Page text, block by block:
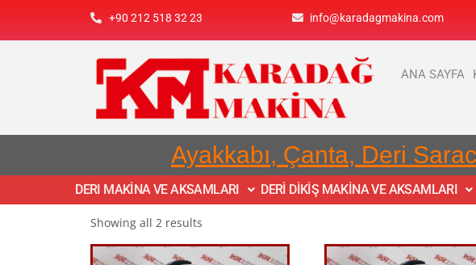
+90 212 518 32 23 info@karadagmakina.com
ANA SAYFA
Ayakkabı, Çanta, Deri
DERI MAKİNA VE AKSAMLARI DERİ DİKİŞ MAKİNA VE AKSAMLARI
Showing all 2 results